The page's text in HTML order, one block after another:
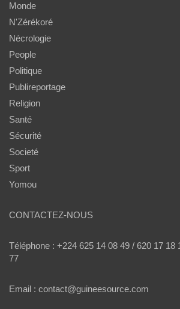
Monde
N'Zérékoré
Nécrologie
People
Politique
Publireportage
Religion
Santé
Sécurité
Societé
Sport
Yomou
CONTACTEZ-NOUS
Téléphone : +224 625 14 08 49 / 620 17 18
77
Email : contact@guineesource.com